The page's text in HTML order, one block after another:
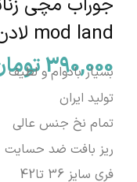
mod land لادن (۱۰ جفتی)
390,000
بسیار بادوام و لطیف
تولید ایران
تمام نخ جنس عالی
ریز بافت ضد حسایت
فری سایز 36 تا42